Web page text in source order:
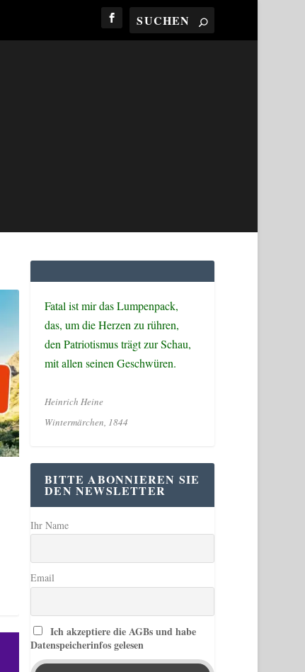
Fatal ist mir das Lumpenpack,
das, um die Herzen zu rühren,
den Patriotismus trägt zur Schau,
mit allen seinen Geschwüren.
Heinrich Heine
Wintermärchen, 1844
BITTE ABONNIEREN SIE
DEN NEWSLETTER
Ihr Name
Email
Ich akzeptiere die AGBs und habe
Datenspeicherinfos gelesen